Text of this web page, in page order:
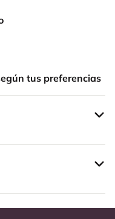
tus preferencias